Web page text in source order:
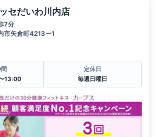
セだいわ川内店
7分
市矢倉町4213ー1
13:00
定休日
毎週日曜日